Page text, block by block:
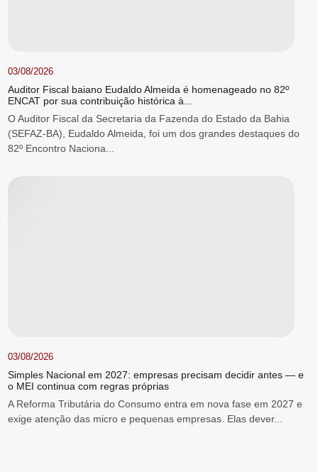
03/08/2026
Auditor Fiscal baiano Eudaldo Almeida é homenageado no 82º
ENCAT por sua contribuição histórica à...
O Auditor Fiscal da Secretaria da Fazenda do Estado da Bahia
(SEFAZ-BA), Eudaldo Almeida, foi um dos grandes destaques do
82º Encontro Naciona...
03/08/2026
Simples Nacional em 2027: empresas precisam decidir antes — e
o MEI continua com regras próprias
A Reforma Tributária do Consumo entra em nova fase em 2027 e
exige atenção das micro e pequenas empresas. Elas dever...